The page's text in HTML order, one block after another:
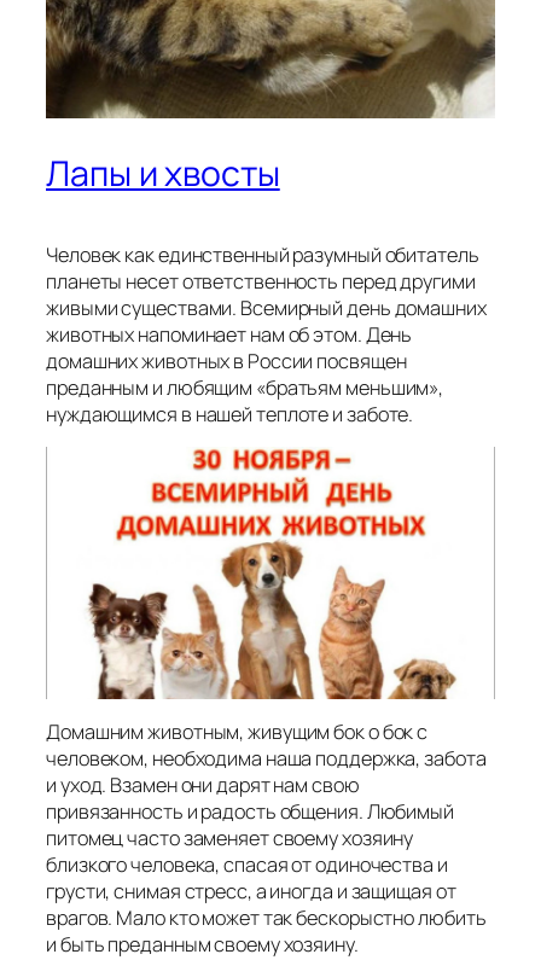
Лапы и хвосты
Человек как единственный разумный обитатель
планеты несет ответственность перед другими
живыми существами. Всемирный день домашних
животных напоминает нам об этом. День
домашних животных в России посвящен
преданным и любящим «братьям меньшим»,
нуждающимся в нашей теплоте и заботе.
Домашним животным, живущим бок о бок с
человеком, необходима наша поддержка, забота
и уход. Взамен они дарят нам свою
привязанность и радость общения. Любимый
питомец часто заменяет своему хозяину
близкого человека, спасая от одиночества и
грусти, снимая стресс, а иногда и защищая от
врагов. Мало кто может так бескорыстно любить
и быть преданным своему хозяину.